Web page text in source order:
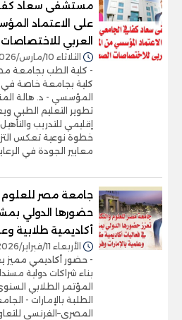
مستشفى سعاد
على الاعتماد
العربي
الثلاثاء 10/مارس/2026 - 04:03 م
- كلية الطب بجامعة
كلية بجامعة خاصة في
المؤسسي - د. هالة
تطوير التعليم الطبي
إقليمي للتدريب
خطوة نوعية تعكس
معايير الجودة في
جامعة مصر للعلوم
حضورها الدولي
أكاديمية طلابية
الأربعاء 11/فبراير/2026 - 03:23 م
- حضور أكاديمي مميز
بناء شراكات دولية
المؤتمر الطلابي
الطلبة بالإمارات -
المصري–الفرنسي